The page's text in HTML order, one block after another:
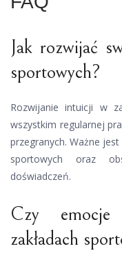
Jak rozwijać
sportowych?
Rozwijanie intuicji w
wszystkim regularnej
przegranych. Ważne
sportowych oraz
doświadczeń.
Czy
zakładach